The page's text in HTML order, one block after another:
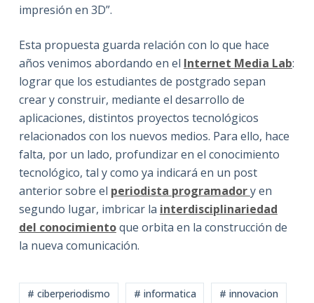
impresión en 3D”.
Esta propuesta guarda relación con lo que hace
años venimos abordando en el Internet Media Lab:
lograr que los estudiantes de postgrado sepan
crear y construir, mediante el desarrollo de
aplicaciones, distintos proyectos tecnológicos
relacionados con los nuevos medios. Para ello, hace
falta, por un lado, profundizar en el conocimiento
tecnológico, tal y como ya indicará en un post
anterior sobre el periodista programadory en
segundo lugar, imbricar la interdisciplinariedad
del conocimientoque orbita en la construcción de
la nueva comunicación.
# ciberperiodismo # informatica # innovacion